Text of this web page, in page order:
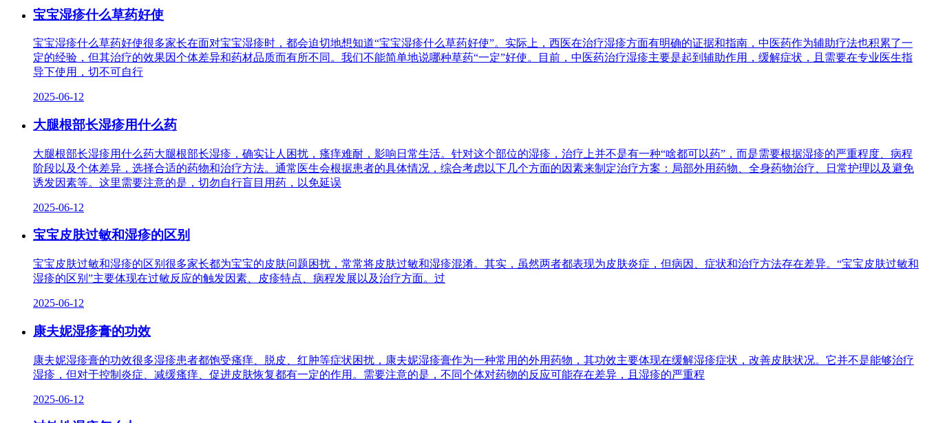
宝宝湿疹什么草药好使
宝宝湿疹什么草药好使很多家长在面对宝宝湿疹时，都会迫切地想知道“宝宝湿疹什么草药好使”。实际上，西医在治疗湿疹方面有明确的证据和指南，中医药作为辅助疗法也积累了一
定的经验，但其治疗的效果因个体差异和药材品质而有所不同。我们不能简单地说哪种草药“一定”好使。目前，中医药治疗湿疹主要是起到辅助作用，缓解症状，且需要在专业医生指
导下使用，切不可自行
2025-06-12
大腿根部长湿疹用什么药
大腿根部长湿疹用什么药大腿根部长湿疹，确实让人困扰，瘙痒难耐，影响日常生活。针对这个部位的湿疹，治疗上并不是有一种“啥都可以药”，而是需要根据湿疹的严重程度、病程
阶段以及个体差异，选择合适的药物和治疗方法。通常医生会根据患者的具体情况，综合考虑以下几个方面的因素来制定治疗方案：局部外用药物、全身药物治疗、日常护理以及避免
诱发因素等。这里需要注意的是，切勿自行盲目用药，以免延误
2025-06-12
宝宝皮肤过敏和湿疹的区别
宝宝皮肤过敏和湿疹的区别很多家长都为宝宝的皮肤问题困扰，常常将皮肤过敏和湿疹混淆。其实，虽然两者都表现为皮肤炎症，但病因、症状和治疗方法存在差异。“宝宝皮肤过敏和
湿疹的区别”主要体现在过敏反应的触发因素、皮疹特点、病程发展以及治疗方面。过
2025-06-12
康夫妮湿疹膏的功效
康夫妮湿疹膏的功效很多湿疹患者都饱受瘙痒、脱皮、红肿等症状困扰，康夫妮湿疹膏作为一种常用的外用药物，其功效主要体现在缓解湿疹症状，改善皮肤状况。它并不是能够治疗
湿疹，但对于控制炎症、减缓瘙痒、促进皮肤恢复都有一定的作用。需要注意的是，不同个体对药物的反应可能存在差异，且湿疹的严重程
2025-06-12